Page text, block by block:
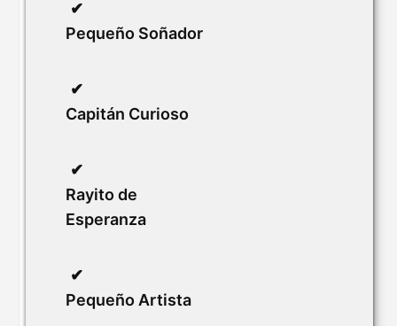
Pequeño Soñador
Capitán Curioso
Rayito de
Esperanza
Pequeño Artista